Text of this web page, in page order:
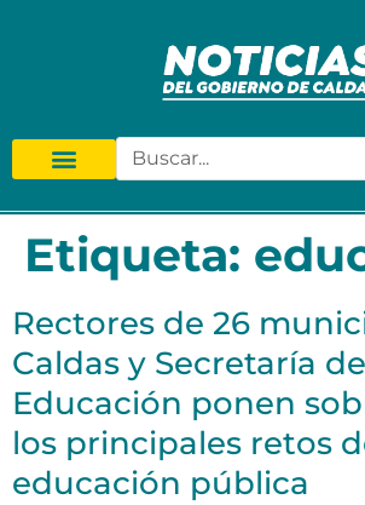
Etiqueta:
Rectores de 26
Caldas y Secretaría de
Educación ponen
los principales retos
educación pública